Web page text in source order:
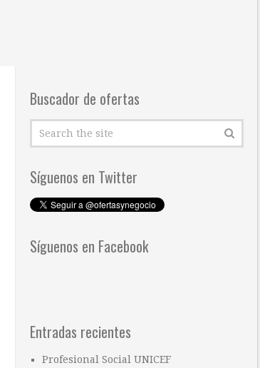
Buscador de ofertas
Síguenos en Twitter
Síguenos en Facebook
Entradas recientes
Profesional Social UNICEF